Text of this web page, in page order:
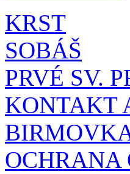
KRST
SOBÁŠ
PRVÉ SV.
KONTAKT
OCHRANA